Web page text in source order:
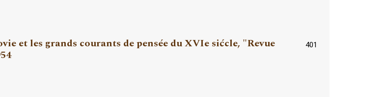
et les grands courants de pensée du XVIe sićcle, "Revue
401